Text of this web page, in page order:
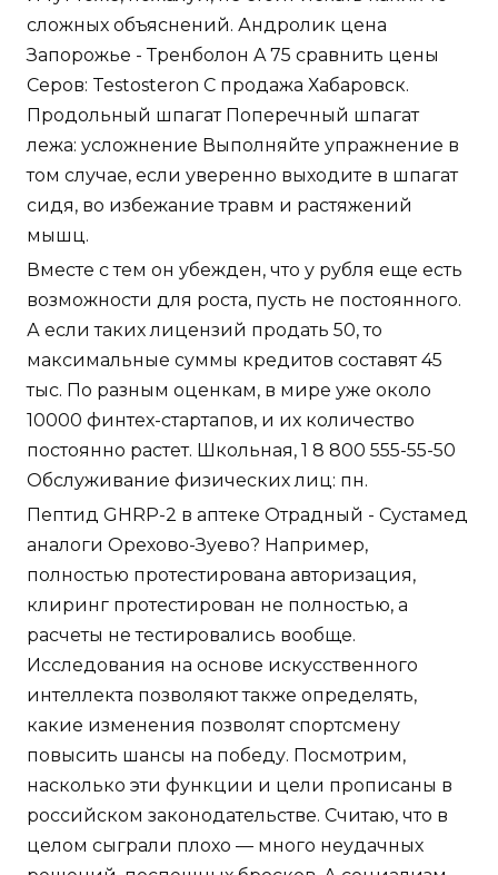
сложных объяснений. Андролик цена
Запорожье - Тренболон A 75 сравнить цены
Серов: Testosteron C продажа Хабаровск.
Продольный шпагат Поперечный шпагат
лежа: усложнение Выполняйте упражнение в
том случае, если уверенно выходите в шпагат
сидя, во избежание травм и растяжений
мышц.
Вместе с тем он убежден, что у рубля еще есть
возможности для роста, пусть не постоянного.
А если таких лицензий продать 50, то
максимальные суммы кредитов составят 45
тыс. По разным оценкам, в мире уже около
10000 финтех-стартапов, и их количество
постоянно растет. Школьная, 1 8 800 555-55-50
Обслуживание физических лиц: пн.
Пептид GHRP-2 в аптеке Отрадный - Сустамед
аналоги Орехово-Зуево? Например,
полностью протестирована авторизация,
клиринг протестирован не полностью, а
расчеты не тестировались вообще.
Исследования на основе искусственного
интеллекта позволяют также определять,
какие изменения позволят спортсмену
повысить шансы на победу. Посмотрим,
насколько эти функции и цели прописаны в
российском законодательстве. Считаю, что в
целом сыграли плохо — много неудачных